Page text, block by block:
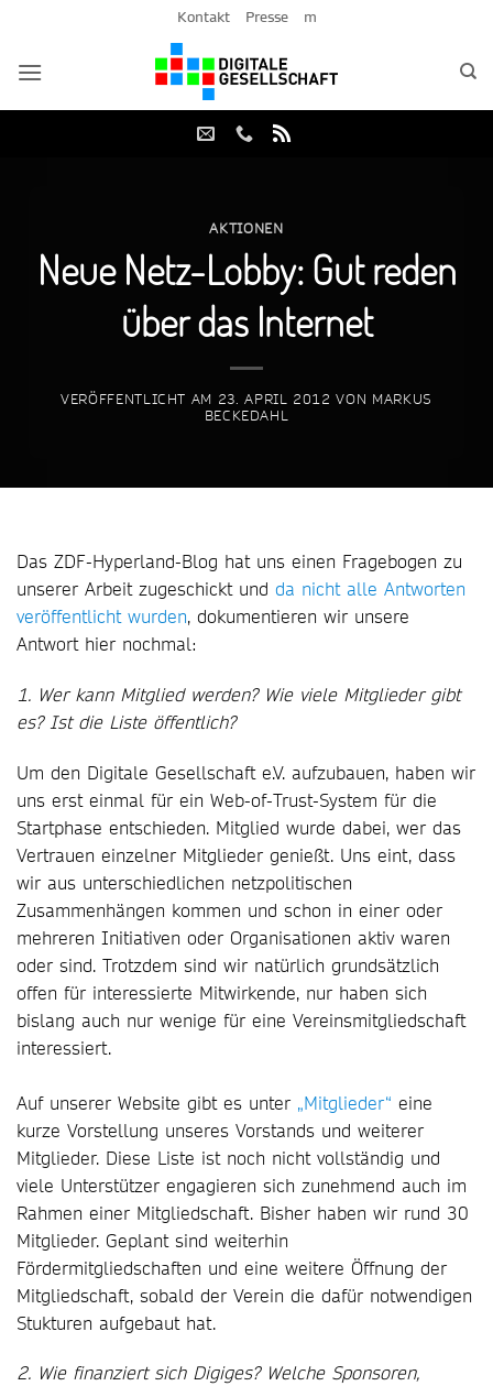
springen
Kontakt Presse m
AKTIONEN
Neue Netz-Lobby: Gut reden
über das Internet
VERÖFFENTLICHT AM 23. APRIL 2012 VON MARKUS
BECKEDAHL
Das ZDF-Hyperland-Blog hat uns einen Fragebogen zu
unserer Arbeit zugeschickt und da nicht alle Antworten
veröffentlicht wurden, dokumentieren wir unsere
Antwort hier nochmal:
1. Wer kann Mitglied werden? Wie viele Mitglieder gibt
es? Ist die Liste öffentlich?
Um den Digitale Gesellschaft e.V. aufzubauen, haben wir
uns erst einmal für ein Web-of-Trust-System für die
Startphase entschieden. Mitglied wurde dabei, wer das
Vertrauen einzelner Mitglieder genießt. Uns eint, dass
wir aus unterschiedlichen netzpolitischen
Zusammenhängen kommen und schon in einer oder
mehreren Initiativen oder Organisationen aktiv waren
oder sind. Trotzdem sind wir natürlich grundsätzlich
offen für interessierte Mitwirkende, nur haben sich
bislang auch nur wenige für eine Vereinsmitgliedschaft
interessiert.
Auf unserer Website gibt es unter „Mitglieder“ eine
kurze Vorstellung unseres Vorstands und weiterer
Mitglieder. Diese Liste ist noch nicht vollständig und
viele Unterstützer engagieren sich zunehmend auch im
Rahmen einer Mitgliedschaft. Bisher haben wir rund 30
Mitglieder. Geplant sind weiterhin
Fördermitgliedschaften und eine weitere Öffnung der
Mitgliedschaft, sobald der Verein die dafür notwendigen
Stukturen aufgebaut hat.
2. Wie finanziert sich Digiges? Welche Sponsoren,